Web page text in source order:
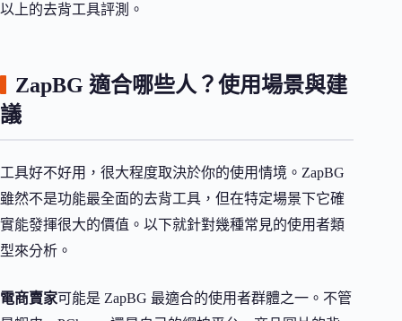
以上的去背工具評測。
ZapBG 適合哪些人？使用場景與建
議
工具好不好用，很大程度取決於你的使用情境。ZapBG
雖然不是功能最全面的去背工具，但在特定場景下它確
實能發揮很大的價值。以下就針對幾種常見的使用者類
型來分析。
電商賣家可能是 ZapBG 最適合的使用者群體之一。不管